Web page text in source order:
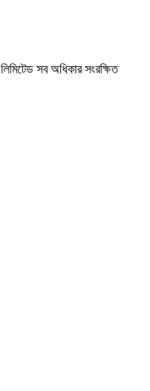
সব অধিকার সংরক্ষিত